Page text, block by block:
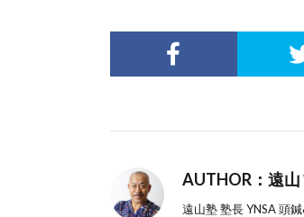
AUTHOR：遠山
遠山塾 塾長 YNSA 頭